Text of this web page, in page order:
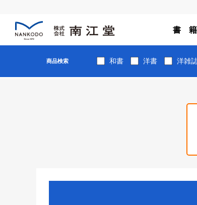
書 籍
商品検索 和書 洋書 洋雑